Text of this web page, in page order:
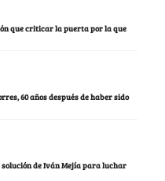
que criticar la puerta por la que
60 años después de haber sido
de Iván Mejía para luchar